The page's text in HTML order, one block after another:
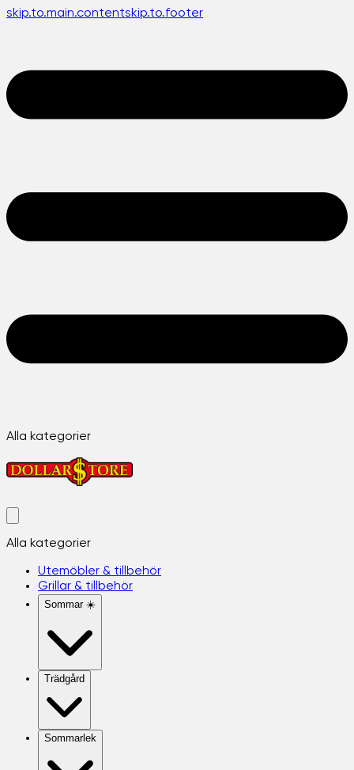
skip.to.main.contentskip.to.footer
Alla kategorier
Alla kategorier
Utemöbler & tillbehör
Grillar & tillbehör
Sommar ☀️
Trädgård
Sommarlek